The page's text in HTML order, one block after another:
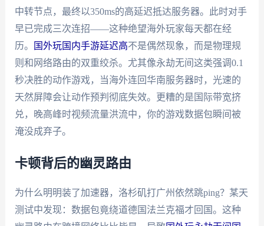
中转节点，最终以350ms的高延迟抵达服务器。此时对手
早已完成三次连招——这种绝望海外玩家每天都在经
历。
国外玩国内手游延迟高不是偶然现象，而是物理规
则和网络路由的双重绞杀。尤其像永劫无间这类强调0.1
秒决胜的动作游戏，当海外连回华南服务器时，光速的
天然屏障会让动作预判彻底失效。更糟的是国际带宽挤
兑，晚高峰时视频流量洪流中，你的游戏数据包瞬间被
淹没成弃子。
卡顿背后的幽灵路由
为什么明明装了加速器，洛杉矶打广州依然跳ping？某天
测试中发现：数据包竟绕道德国法兰克福才回国。这种